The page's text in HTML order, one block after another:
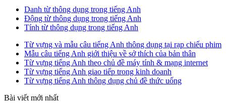
Danh từ thông dụng trong tiếng Anh
Động từ thông dụng trong tiếng Anh
Tính từ thông dụng trong tiếng Anh
Từ vựng và mẫu câu tiếng Anh thông dụng tại rạp chiếu phim
Mẫu câu tiếng Anh giới thiệu về sở thích của bản thân
Từ vựng tiếng Anh theo chủ đề máy tính & mạng internet
Từ vựng tiếng Anh giao tiếp trong kinh doanh
Từ vựng tiếng Anh thông dụng chủ đề thức uống
Bài viết mới nhất